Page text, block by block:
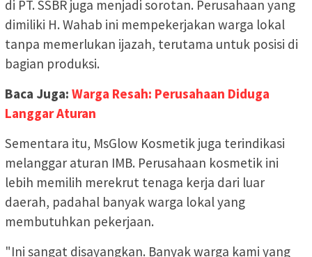
di PT. SSBR juga menjadi sorotan. Perusahaan yang
dimiliki H. Wahab ini mempekerjakan warga lokal
tanpa memerlukan ijazah, terutama untuk posisi di
bagian produksi.
Baca Juga: Warga Resah: Perusahaan Diduga
Langgar Aturan
Sementara itu, MsGlow Kosmetik juga terindikasi
melanggar aturan IMB. Perusahaan kosmetik ini
lebih memilih merekrut tenaga kerja dari luar
daerah, padahal banyak warga lokal yang
membutuhkan pekerjaan.
"Ini sangat disayangkan. Banyak warga kami yang